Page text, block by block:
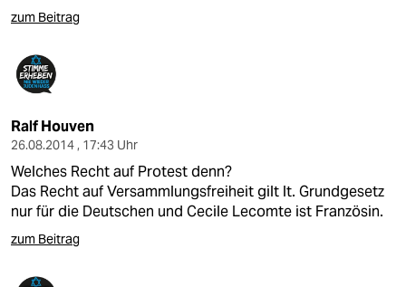
zum Beitrag
Ralf Houven
26.08.2014 , 17:43 Uhr
Welches Recht auf Protest denn?
Das Recht auf Versammlungsfreiheit gilt lt. Grundgesetz
nur für die Deutschen und Cecile Lecomte ist Französin.
zum Beitrag